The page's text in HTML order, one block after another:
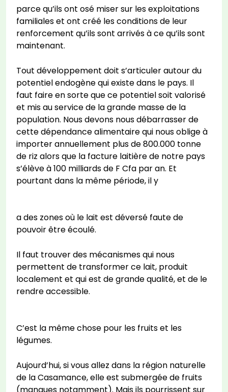
parce qu’ils ont osé miser sur les exploitations
familiales et ont créé les conditions de leur
renforcement qu’ils sont arrivés à ce qu’ils sont
maintenant.
Tout développement doit s’articuler autour du
potentiel endogène qui existe dans le pays. Il
faut faire en sorte que ce potentiel soit valorisé
et mis au service de la grande masse de la
population. Nous devons nous débarrasser de
cette dépendance alimentaire qui nous oblige à
importer annuellement plus de 800.000 tonne
de riz alors que la facture laitière de notre pays
s’élève à 100 milliards de F Cfa par an. Et
pourtant dans la même période, il y
a des zones où le lait est déversé faute de
pouvoir être écoulé.
Il faut trouver des mécanismes qui nous
permettent de transformer ce lait, produit
localement et qui est de grande qualité, et de le
rendre accessible.
C’est la même chose pour les fruits et les
légumes.
Aujourd’hui, si vous allez dans la région naturelle
de la Casamance, elle est submergée de fruits